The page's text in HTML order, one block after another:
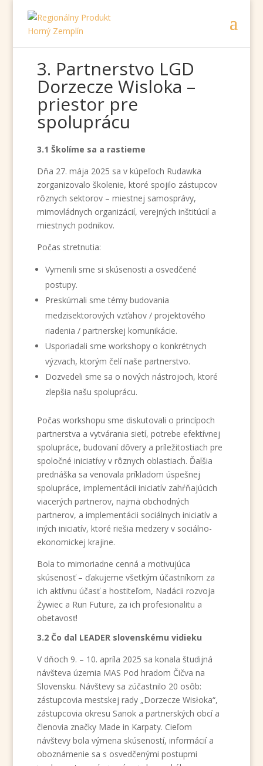
3. Partnerstvo LGD
Dorzecze Wisloka –
priestor pre
spoluprácu
3.1 Školíme sa a rastieme
Dňa 27. mája 2025 sa v kúpeľoch Rudawka
zorganizovalo školenie, ktoré spojilo zástupcov
rôznych sektorov – miestnej samosprávy,
mimovládnych organizácií, verejných inštitúcií a
miestnych podnikov.
Počas stretnutia:
Vymenili sme si skúsenosti a osvedčené
postupy.
Preskúmali sme témy budovania
medzisektorových vzťahov / projektového
riadenia / partnerskej komunikácie.
Usporiadali sme workshopy o konkrétnych
výzvach, ktorým čelí naše partnerstvo.
Dozvedeli sme sa o nových nástrojoch, ktoré
zlepšia našu spoluprácu.
Počas workshopu sme diskutovali o princípoch
partnerstva a vytvárania sietí, potrebe efektívnej
spolupráce, budovaní dôvery a príležitostiach pre
spoločné iniciatívy v rôznych oblastiach. Ďalšia
prednáška sa venovala príkladom úspešnej
spolupráce, implementácii iniciatív zahŕňajúcich
viacerých partnerov, najmä obchodných
partnerov, a implementácii sociálnych iniciatív a
iných iniciatív, ktoré riešia medzery v sociálno-
ekonomickej krajine.
Bola to mimoriadne cenná a motivujúca
skúsenosť – ďakujeme všetkým účastníkom za
ich aktívnu účasť a hostiteľom, Nadácii rozvoja
Żywiec a Run Future, za ich profesionalitu a
obetavosť!
3.2 Čo dal LEADER slovenskému vidieku
V dňoch 9. – 10. apríla 2025 sa konala študijná
návšteva územia MAS Pod hradom Čičva na
Slovensku. Návštevy sa zúčastnilo 20 osôb:
zástupcovia mestskej rady „Dorzecze Wisłoka“,
zástupcovia okresu Sanok a partnerských obcí a
členovia značky Made in Karpaty. Cieľom
návštevy bola výmena skúseností, informácií a
oboznámenie sa s osvedčenými postupmi